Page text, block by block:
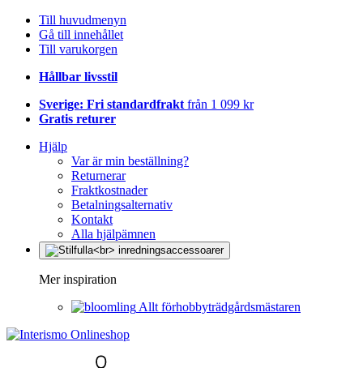
Till huvudmenyn
Gå till innehållet
Till varukorgen
Hållbar livsstil
Sverige: Fri standardfrakt från 1 099 kr
Gratis returer
Hjälp
Var är min beställning?
Returnerar
Fraktkostnader
Betalningsalternativ
Kontakt
Alla hjälpämnen
Mer inspiration
Allt förhobbyträdgårdsmästaren